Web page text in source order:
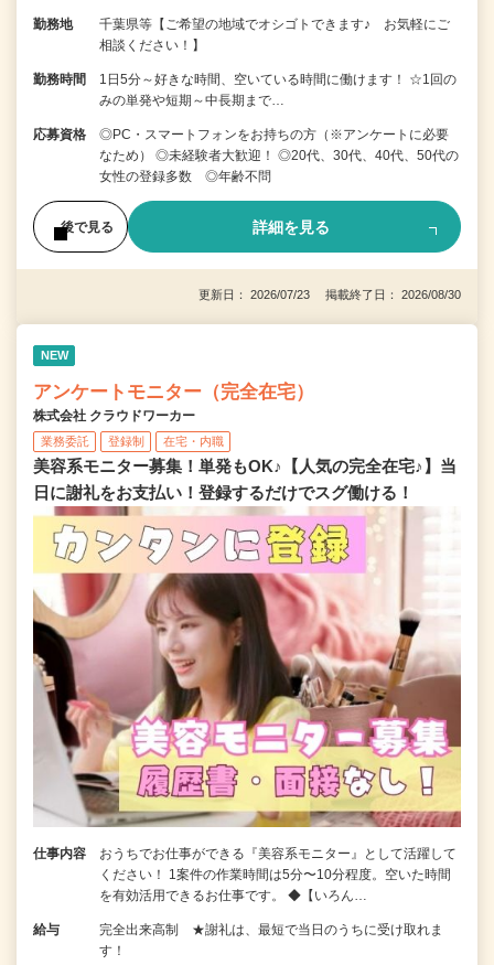
勤務地
千葉県等【ご希望の地域でオシゴトできます♪ お気軽にご
相談ください！】
勤務時間
1日5分～好きな時間、空いている時間に働けます！ ☆1回の
みの単発や短期～中長期まで…
応募資格
◎PC・スマートフォンをお持ちの方（※アンケートに必要
なため） ◎未経験者大歓迎！ ◎20代、30代、40代、50代の
女性の登録多数 ◎年齢不問
後で見る 詳細を見る
更新日： 2026/07/23 掲載終了日： 2026/08/30
NEW
アンケートモニター（完全在宅）
株式会社 クラウドワーカー
業務委託 登録制 在宅・内職
美容系モニター募集！単発もOK♪【人気の完全在宅♪】当
日に謝礼をお支払い！登録するだけでスグ働ける！
仕事内容
おうちでお仕事ができる『美容系モニター』として活躍して
ください！ 1案件の作業時間は5分〜10分程度。空いた時間
を有効活用できるお仕事です。 ◆【いろん…
給与
完全出来高制 ★謝礼は、最短で当日のうちに受け取れま
す！